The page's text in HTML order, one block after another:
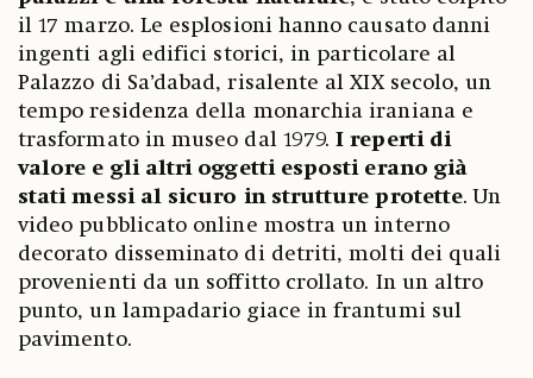
il 17 marzo. Le esplosioni hanno causato danni
ingenti agli edifici storici, in particolare al
Palazzo di Sa’dabad, risalente al XIX secolo, un
tempo residenza della monarchia iraniana e
trasformato in museo dal 1979.I reperti di
valore e gli altri oggetti esposti erano già
stati messi al sicuro in strutture protette. Un
video pubblicato online mostra un interno
decorato disseminato di detriti, molti dei quali
provenienti da un soffitto crollato. In un altro
punto, un lampadario giace in frantumi sul
pavimento.